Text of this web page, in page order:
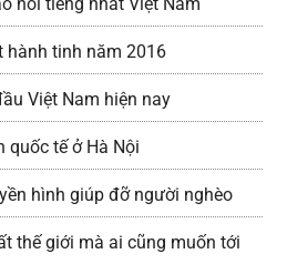
hành tinh năm 2016
Việt Nam hiện nay
quốc tế ở Hà Nội
hình giúp đỡ người nghèo
thế giới mà ai cũng muốn tới